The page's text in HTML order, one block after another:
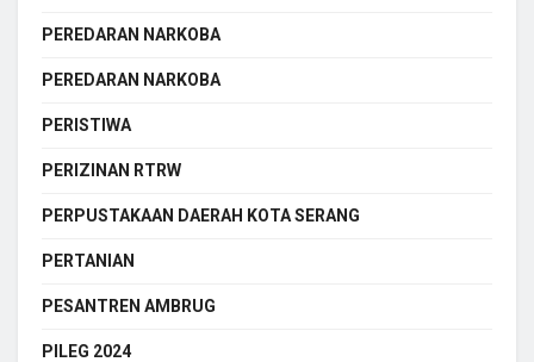
PEREDARAN NARKOBA
PEREDARAN NARKOBA
PERISTIWA
PERIZINAN RTRW
PERPUSTAKAAN DAERAH KOTA SERANG
PERTANIAN
PESANTREN AMBRUG
PILEG 2024